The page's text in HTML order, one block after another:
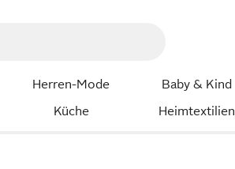
Herren-Mode Baby & Kind
Küche Heimtextilien